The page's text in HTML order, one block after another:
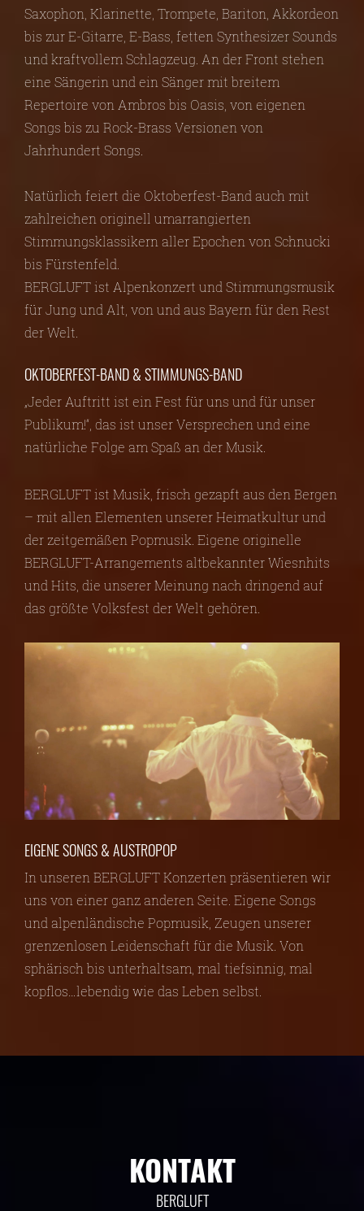
Saxophon, Klarinette, Trompete, Bariton, Akkordeon
bis zur E-Gitarre, E-Bass, fetten Synthesizer Sounds
und kraftvollem Schlagzeug. An der Front stehen
eine Sängerin und ein Sänger mit breitem
Repertoire von Ambros bis Oasis, von eigenen
Songs bis zu Rock-Brass Versionen von
Jahrhundert Songs.
Natürlich feiert die Oktoberfest-Band auch mit
zahlreichen originell umarrangierten
Stimmungsklassikern aller Epochen von Schnucki
bis Fürstenfeld.
BERGLUFT ist Alpenkonzert und Stimmungsmusik
für Jung und Alt, von und aus Bayern für den Rest
der Welt.
OKTOBERFEST-BAND & STIMMUNGS-BAND
„Jeder Auftritt ist ein Fest für uns und für unser
Publikum!“, das ist unser Versprechen und eine
natürliche Folge am Spaß an der Musik.
BERGLUFT ist Musik, frisch gezapft aus den Bergen
– mit allen Elementen unserer Heimatkultur und
der zeitgemäßen Popmusik. Eigene originelle
BERGLUFT-Arrangements altbekannter Wiesnhits
und Hits, die unserer Meinung nach dringend auf
das größte Volksfest der Welt gehören.
EIGENE SONGS & AUSTROPOP
In unseren BERGLUFT Konzerten präsentieren wir
uns von einer ganz anderen Seite. Eigene Songs
und alpenländische Popmusik, Zeugen unserer
grenzenlosen Leidenschaft für die Musik. Von
sphärisch bis unterhaltsam, mal tiefsinnig, mal
kopflos…lebendig wie das Leben selbst.
KONTAKT
BERGLUFT